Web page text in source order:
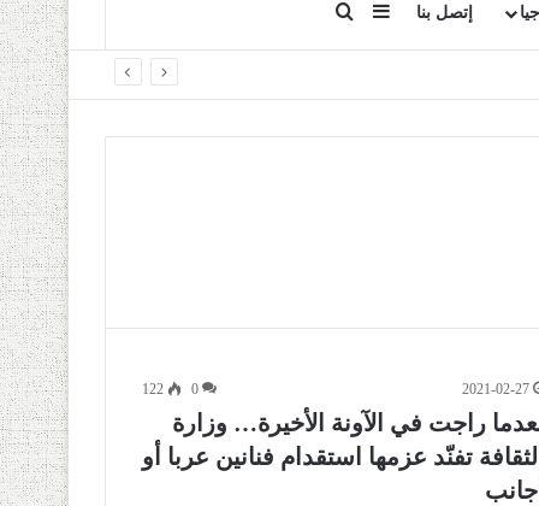
إتصل بنا إضافة عمود جانبي
2021-02-27
0
122
راجت في الآونة الأخيرة… وزارة
الثقافة تفنّد عزمها استقدام فنانين عربا أو
أجانب